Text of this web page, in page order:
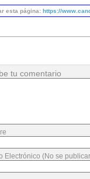
esta página: https://
tu comentario
Electrónico (No se